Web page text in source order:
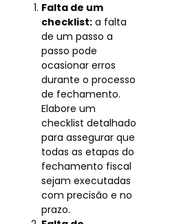
Falta de um
checklist: a falta
de um passo a
passo pode
ocasionar erros
durante o processo
de fechamento.
Elabore um
checklist detalhado
para assegurar que
todas as etapas do
fechamento fiscal
sejam executadas
com precisão e no
prazo.